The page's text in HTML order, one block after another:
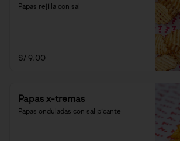
Papas rejilla con sal
S/ 9.00
Papas x-tremas
Papas onduladas con sal picante